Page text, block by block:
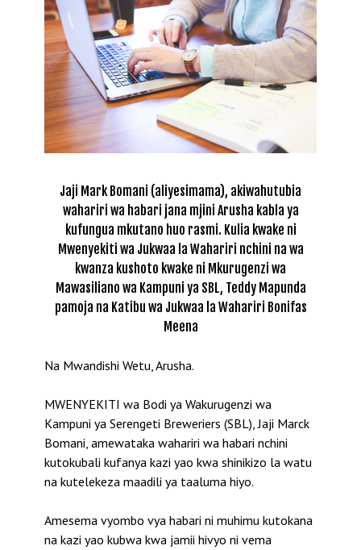
Jaji Mark Bomani (aliyesimama), akiwahutubia
wahariri wa habari jana mjini Arusha kabla ya
kufungua mkutano huo rasmi. Kulia kwake ni
Mwenyekiti wa Jukwaa la Wahariri nchini na wa
kwanza kushoto kwake ni Mkurugenzi wa
Mawasiliano wa Kampuni ya SBL, Teddy Mapunda
pamoja na Katibu wa Jukwaa la Wahariri Bonifas
Meena
Na Mwandishi Wetu, Arusha.
MWENYEKITI wa Bodi ya Wakurugenzi wa
Kampuni ya Serengeti Breweriers (SBL), Jaji Marck
Bomani, amewataka wahariri wa habari nchini
kutokubali kufanya kazi yao kwa shinikizo la watu
na kutelekeza maadili ya taaluma hiyo.
Amesema vyombo vya habari ni muhimu kutokana
na kazi yao kubwa kwa jamii hivyo ni vema